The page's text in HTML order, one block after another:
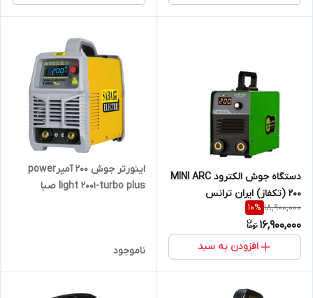
دستگاه جوش الکترود MINI ARC
200 (تکفاز) ایران ترانس
18,900,000
10%
16,900,000
افزودن به سبد
اینورتر جوش 200 آمپرpower
light 2001-turbo plus صبا
ناموجود